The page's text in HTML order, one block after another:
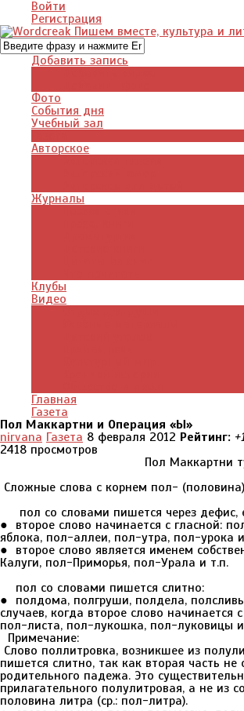
Войти
Регистрация
Добавить запись
Фото
События дня
Учебный зал
Авторское
Журналы
Клубы
Видео
Главная
Газета
Пол Маккартни и Операция «Ы»
nirvana Газета 8 февраля 2012 Рейтинг:
2418 просмотров
Пол Маккартни тут ни
Сложные слова с корнем пол-
пол со словами пишется через дефис,
● второе слово начинается с гласной:
яблока, пол-аллеи, пол-утра, пол-урока
● второе слово является именем
Калуги, пол-Приморья, пол-Урала и т.п.
пол со словами пишется слитно:
● полдома, полгруши, полдела,
случаев, когда второе слово
пол-листа, пол-лукошка, пол-луковицы
Примечание:
Слово поллитровка, возникшее из
пишется слитно, так как вторая часть
родительного падежа. Это
прилагательного полулитровая, а не из
половина литра (ср.: пол-литра).